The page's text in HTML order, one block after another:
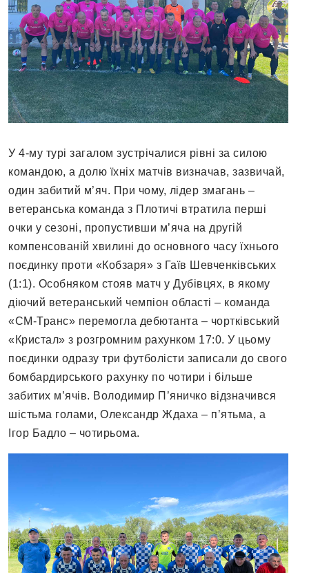
У 4-му турі загалом зустрічалися рівні за силою
командою, а долю їхніх матчів визначав, зазвичай,
один забитий м’яч. При чому, лідер змагань –
ветеранська команда з Плотичі втратила перші
очки у сезоні, пропустивши м’яча на другій
компенсованій хвилині до основного часу їхнього
поєдинку проти «Кобзаря» з Гаїв Шевченківських
(1:1). Особняком стояв матч у Дубівцях, в якому
діючий ветеранський чемпіон області – команда
«СМ-Транс» перемогла дебютанта – чортківський
«Кристал» з розгромним рахунком 17:0. У цьому
поєдинки одразу три футболісти записали до свого
бомбардирського рахунку по чотири і більше
забитих м’ячів. Володимир П’яничко відзначився
шістьма голами, Олександр Ждаха – п’ятьма, а
Ігор Бадло – чотирьома.